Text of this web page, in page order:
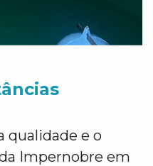
qualidade e o
Impernobre em